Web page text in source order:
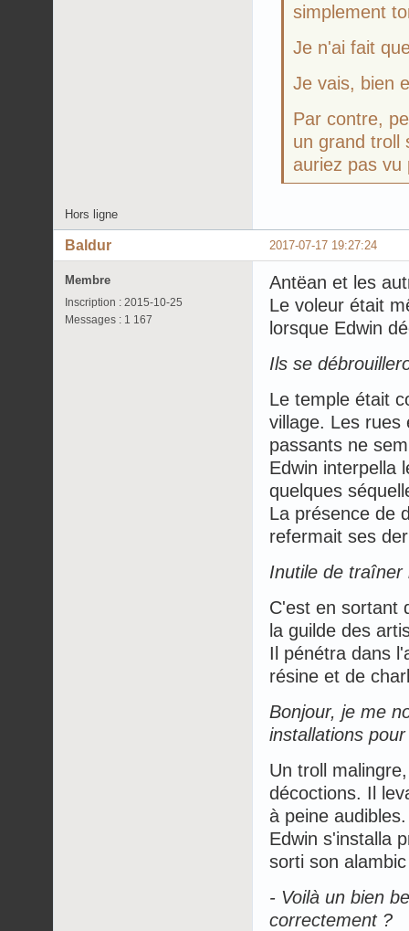
simplement
Je n'ai fait
Je vais, bien
Par contre,
un grand troll
auriez pas vu
Hors ligne
2017-07-17 19:27:24
Baldur
Membre
Inscription : 2015-10-25
Messages : 1 167
Antëan et les
Le voleur était
lorsque Edwin
Ils se
Le temple était
village. Les rues
passants ne
Edwin interpella
quelques
La présence de
refermait ses
Inutile de traîner
C'est en sortant
la guilde des
Il pénétra dans
résine et de
Bonjour, je me
installations
Un troll
décoctions. Il
à peine audibles.
Edwin s'installa
sorti son
- Voilà un bien
correctement ?